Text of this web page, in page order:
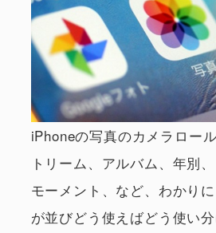
iPhoneの写真のカメラロー
トリーム、アルバム、年別
モーメント、など、わかり
が並びどう使えばどう使い